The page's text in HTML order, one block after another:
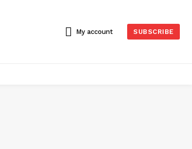
My account SUBSCRIBE